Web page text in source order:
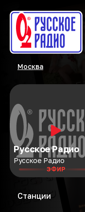
Москва
Русское Радио
Русское Радио
ЭФИР
Станции